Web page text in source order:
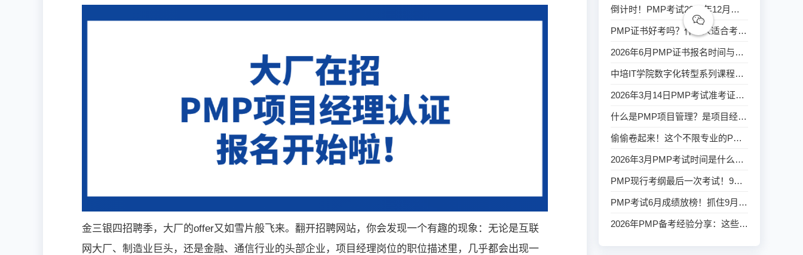
金三银四招聘季，大厂的offer又如雪片般飞来。翻开招聘网站，你会发现一个有趣的现象：无论是互联
网大厂、制造业巨头，还是金融、通信行业的头部企业，项目经理岗位的职位描述里，几乎都会出现一
倒计时！PMP考试2026年12月改版确认，6项核心变动如何影响你的通过率？
PMP证书好考吗？什么人适合考呢？
2026年6月PMP证书报名时间与报名流程解析
中培IT学院数字化转型系列课程，助您领跑数字时代
2026年3月14日PMP考试准考证下载通道即将开启，这些细节关乎成败！
什么是PMP项目管理？是项目经理人的刚需证书吗？
偷偷卷起来！这个不限专业的PMP证书，宅家就能学！
2026年3月PMP考试时间是什么时候？该如何备考？
PMP现行考纲最后一次考试！9月12日开考，现在备考来得及吗？
PMP考试6月成绩放榜！抓住9月旧考纲最后机会，附备考时间表
2026年PMP备考经验分享：这些坑我踩过，你不用再踩